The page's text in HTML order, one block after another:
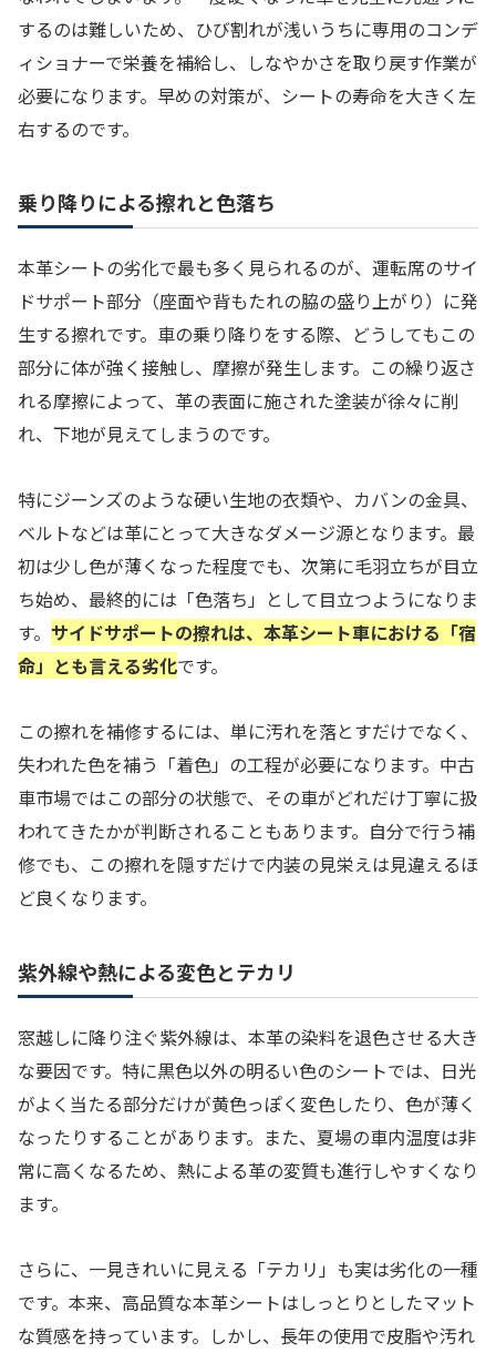
するのは難しいため、ひび割れが浅いうちに専用のコンデ
ィショナーで栄養を補給し、しなやかさを取り戻す作業が
必要になります。早めの対策が、シートの寿命を大きく左
右するのです。
乗り降りによる擦れと色落ち
本革シートの劣化で最も多く見られるのが、運転席のサイ
ドサポート部分（座面や背もたれの脇の盛り上がり）に発
生する擦れです。車の乗り降りをする際、どうしてもこの
部分に体が強く接触し、摩擦が発生します。この繰り返さ
れる摩擦によって、革の表面に施された塗装が徐々に削
れ、下地が見えてしまうのです。
特にジーンズのような硬い生地の衣類や、カバンの金具、
ベルトなどは革にとって大きなダメージ源となります。最
初は少し色が薄くなった程度でも、次第に毛羽立ちが目立
ち始め、最終的には「色落ち」として目立つようになりま
す。 サイドサポートの擦れは、本革シート車における「宿
命」とも言える劣化です。
この擦れを補修するには、単に汚れを落とすだけでなく、
失われた色を補う「着色」の工程が必要になります。中古
車市場ではこの部分の状態で、その車がどれだけ丁寧に扱
われてきたかが判断されることもあります。自分で行う補
修でも、この擦れを隠すだけで内装の見栄えは見違えるほ
ど良くなります。
紫外線や熱による変色とテカリ
窓越しに降り注ぐ紫外線は、本革の染料を退色させる大き
な要因です。特に黒色以外の明るい色のシートでは、日光
がよく当たる部分だけが黄色っぽく変色したり、色が薄く
なったりすることがあります。また、夏場の車内温度は非
常に高くなるため、熱による革の変質も進行しやすくなり
ます。
さらに、一見きれいに見える「テカリ」も実は劣化の一種
です。本来、高品質な本革シートはしっとりとしたマット
な質感を持っています。しかし、長年の使用で皮脂や汚れ